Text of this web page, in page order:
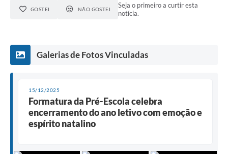
GOSTEI NÃO GOSTEI
Seja o primeiro a curtir esta
notícia.
Galerias de Fotos Vinculadas
15/12/2025
Formatura da Pré-Escola celebra
encerramento do ano letivo com emoção e
espírito natalino